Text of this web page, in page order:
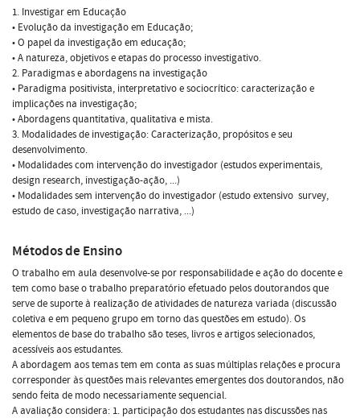
1. Investigar em Educação
• Evolução da investigação em Educação;
• O papel da investigação em educação;
• A natureza, objetivos e etapas do processo investigativo.
2. Paradigmas e abordagens na investigação
• Paradigma positivista, interpretativo e sociocrítico: caracterização e
implicações na investigação;
• Abordagens quantitativa, qualitativa e mista.
3. Modalidades de investigação: Caracterização, propósitos e seu
desenvolvimento.
• Modalidades com intervenção do investigador (estudos experimentais,
design research, investigação-ação, ...)
• Modalidades sem intervenção do investigador (estudo extensivo  survey,
estudo de caso, investigação narrativa, ...)
Métodos de Ensino
O trabalho em aula desenvolve-se por responsabilidade e ação do docente e
tem como base o trabalho preparatório efetuado pelos doutorandos que
serve de suporte à realização de atividades de natureza variada (discussão
coletiva e em pequeno grupo em torno das questões em estudo). Os
elementos de base do trabalho são teses, livros e artigos selecionados,
acessíveis aos estudantes.
A abordagem aos temas tem em conta as suas múltiplas relações e procura
corresponder às questões mais relevantes emergentes dos doutorandos, não
sendo feita de modo necessariamente sequencial.
A avaliação considera: 1. participação dos estudantes nas discussões nas